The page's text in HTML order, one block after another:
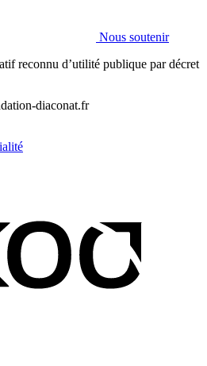
Nous soutenir
reconnu d’utilité publique par décret
diaconat.fr